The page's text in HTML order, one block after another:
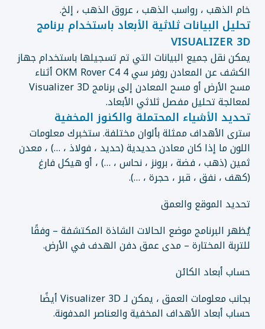
خام الذهب ، رواسب الذهب ، عروق الذهب ، إلخ.
تحليل البيانات ثلاثية الأبعاد باستخدام برنامج
VISUALIZER 3D
يمكن نقل جميع البيانات التي تم تسجيلها باستخدام جهاز
الكشف عن المعادن روفر سي 4 OKM Rover C4 أثناء
مسح الأرض أو مسح المعادن إلى برنامج Visualizer 3D
لمعالجة تحليل مفصل ثلاثي الأبعاد.
تحديد الأشياء المحتملة والكنوز المخفية
سترى الأهداف ممثلة بألوان مختلفة. ستخبرك معلومات
اللون ما إذا كان معادن حديدية (حديد ، فولاذ ، …) ، معدن
ثمين (ذهب ، فضة ، برونز ، نحاس ، …) ، أو هيكل فارغ
(كهف ، نفق ، قبر ، حجرة ، …).
تحديد الموقع والعمق
يُظهر البرنامج موضع الحالات الشاذة المكتشفة – وفقًا
للتربة المختارة – مدى عمق دفن الهدف في الأرض.
حساب أبعاد الكائن
بجانب معلومات العمق ، يمكن لـ Visualizer 3D أيضًا
حساب أبعاد الأهداف المخفية والعناصر المدفونة.